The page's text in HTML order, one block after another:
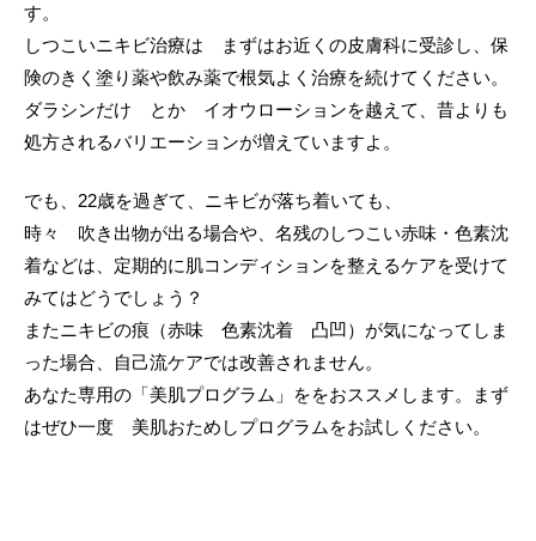
す。
しつこいニキビ治療は まずはお近くの皮膚科に受診し、保
険のきく塗り薬や飲み薬で根気よく治療を続けてください。
ダラシンだけ とか イオウローションを越えて、昔よりも
処方されるバリエーションが増えていますよ。
でも、22歳を過ぎて、ニキビが落ち着いても、
時々 吹き出物が出る場合や、名残のしつこい赤味・色素沈
着などは、定期的に肌コンディションを整えるケアを受けて
みてはどうでしょう？
またニキビの痕（赤味 色素沈着 凸凹）が気になってしま
った場合、自己流ケアでは改善されません。
あなた専用の「美肌プログラム」ををおススメします。まず
はぜひ一度 美肌おためしプログラムをお試しください。